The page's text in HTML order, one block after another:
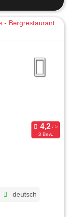
3 Bew.
deutsch